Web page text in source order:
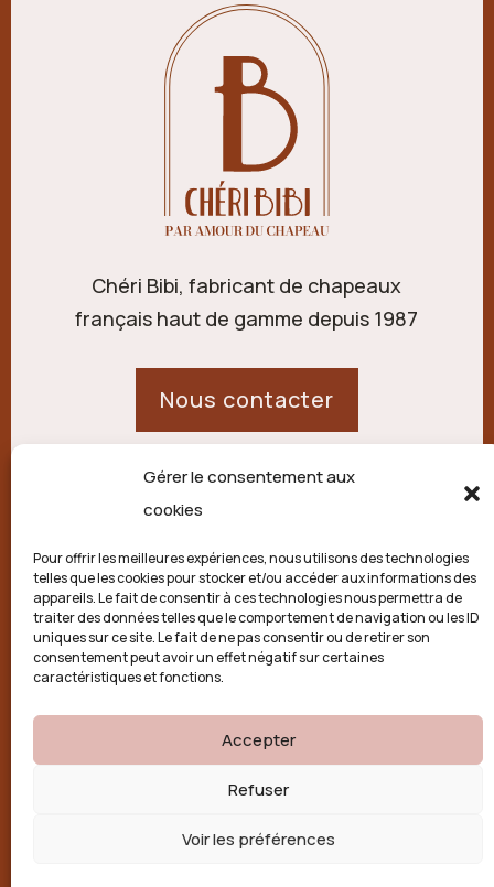
Gérer le consentement aux
cookies
Pour offrir les meilleures expériences, nous utilisons des technologies
telles que les cookies pour stocker et/ou accéder aux informations des
appareils. Le fait de consentir à ces technologies nous permettra de
traiter des données telles que le comportement de navigation ou les ID
uniques sur ce site. Le fait de ne pas consentir ou de retirer son
consentement peut avoir un effet négatif sur certaines
caractéristiques et fonctions.
Accepter
Refuser
Voir les préférences
Chéri Bibi, fabricant de chapeaux
français haut de gamme depuis 1987
Nous contacter
21 route de Palisse,
Politique de confidentialité
Conditions générales